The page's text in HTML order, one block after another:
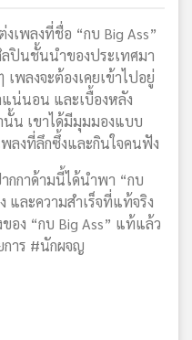
เพลงที่ชื่อ “กบ Big Ass”
ลปินชั้นนำของประเทศมา
พลงจะต้องเคยเข้าไปอยู่
แน่นอน และเบื้องหลัง
นั้น เขาได้มีมุมมองแบบ
ลงที่ลึกซึ้งและกินใจคนฟัง
กาด้ามนี้ได้นำพา “กบ
และความสำเร็จที่แท้จริง
อง “กบ Big Ass” แท้แล้ว
การ #นักผจญ